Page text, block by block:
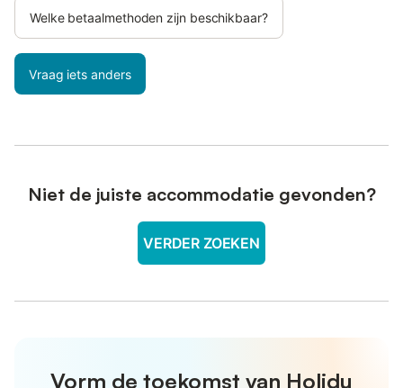
Welke betaalmethoden zijn beschikbaar?
Vraag iets anders
Niet de juiste accommodatie gevonden?
VERDER ZOEKEN
Vorm de toekomst van Holidu